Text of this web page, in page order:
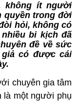
không ít người
quyền trong đời
hỏi, không có
bi kịch đã
đề về sức
có được cái
chuyên gia tâm
là một người phụ